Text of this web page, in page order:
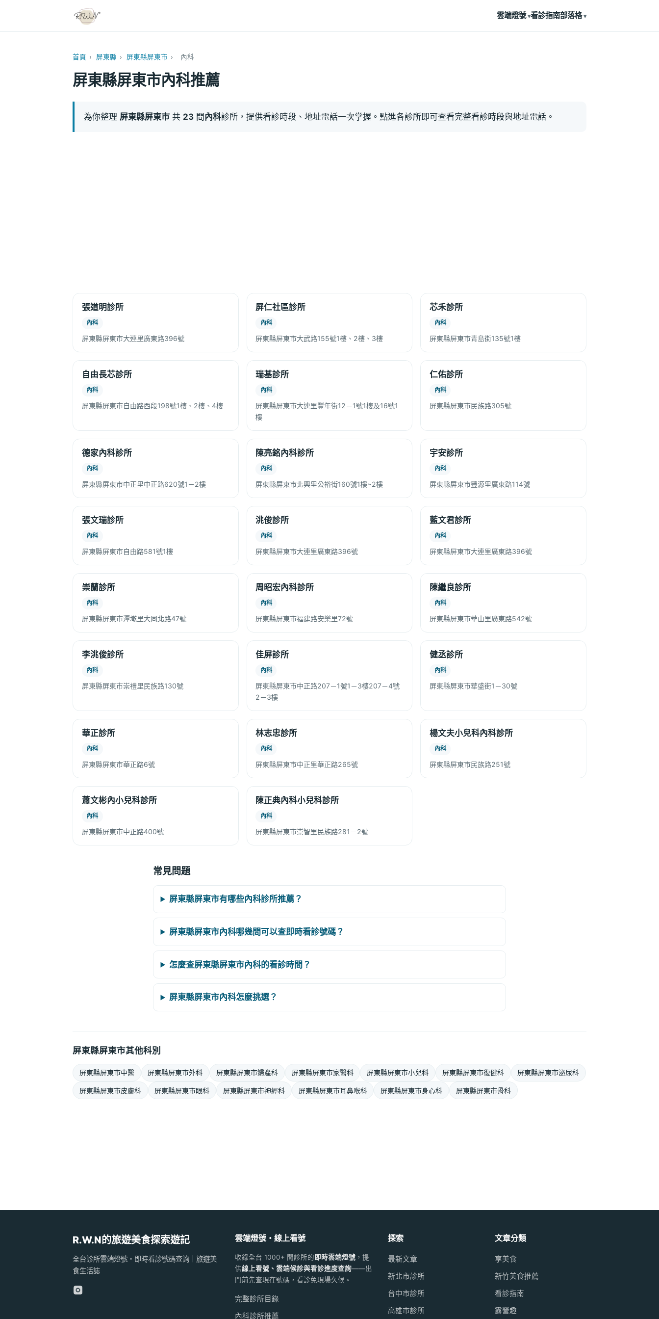
雲端燈號 看診指南部落格
首頁 › 屏東縣 › 屏東縣屏東市 › 內科
屏東縣屏東市內科推薦
為你整理 屏東縣屏東市 共 23 間內科診所，提供看診時段、地址電話一次掌握。點進各診所即可查看完整看診時段與地址電話。
張道明診所
內科
屏東縣屏東市大連里廣東路396號
屏仁社區診所
內科
屏東縣屏東市大武路155號1樓、2樓、3樓
芯禾診所
內科
屏東縣屏東市青島街135號1樓
自由長芯診所
內科
屏東縣屏東市自由路西段198號1樓、2樓、4樓
瑞基診所
內科
屏東縣屏東市大連里豐年街12－1號1樓及16號1
樓
仁佑診所
內科
屏東縣屏東市民族路305號
德家內科診所
內科
屏東縣屏東市中正里中正路620號1－2樓
陳亮銘內科診所
內科
屏東縣屏東市北興里公裕街160號1樓~2樓
宇安診所
內科
屏東縣屏東市豐源里廣東路114號
張文瑞診所
內科
屏東縣屏東市自由路581號1樓
洮俊診所
內科
屏東縣屏東市大連里廣東路396號
藍文君診所
內科
屏東縣屏東市大連里廣東路396號
崇蘭診所
內科
屏東縣屏東市潭墘里大同北路47號
周昭宏內科診所
內科
屏東縣屏東市福建路安樂里72號
陳繼良診所
內科
屏東縣屏東市華山里廣東路542號
李洮俊診所
內科
屏東縣屏東市崇禮里民族路130號
佳屏診所
內科
屏東縣屏東市中正路207－1號1－3樓207－4號
2－3樓
健丞診所
內科
屏東縣屏東市華盛街1－30號
華正診所
內科
屏東縣屏東市華正路6號
林志忠診所
內科
屏東縣屏東市中正里華正路265號
楊文夫小兒科內科診所
內科
屏東縣屏東市民族路251號
蕭文彬內小兒科診所
內科
屏東縣屏東市中正路400號
陳正典內科小兒科診所
內科
屏東縣屏東市崇智里民族路281－2號
常見問題
屏東縣屏東市有哪些內科診所推薦？
屏東縣屏東市內科哪幾間可以查即時看診號碼？
怎麼查屏東縣屏東市內科的看診時間？
屏東縣屏東市內科怎麼挑選？
屏東縣屏東市其他科別
屏東縣屏東市中醫 屏東縣屏東市外科 屏東縣屏東市婦產科 屏東縣屏東市家醫科 屏東縣屏東市小兒科 屏東縣屏東市復健科 屏東縣屏東市泌尿科
屏東縣屏東市皮膚科 屏東縣屏東市眼科 屏東縣屏東市神經科 屏東縣屏東市耳鼻喉科 屏東縣屏東市身心科 屏東縣屏東市骨科
R.W.N的旅遊美食探索遊記
全台診所雲端燈號・即時看診號碼查詢｜旅遊美
食生活誌
雲端燈號・線上看號
收錄全台 1000+ 間診所的 即時雲端燈號，提
供線上看號、雲端候診與看診進度查詢——出
門前先查現在號碼，看診免現場久候。
完整診所目錄
內科診所推薦
探索
最新文章
新北市診所
台中市診所
高雄市診所
文章分類
享美食
新竹美食推薦
看診指南
露營趣